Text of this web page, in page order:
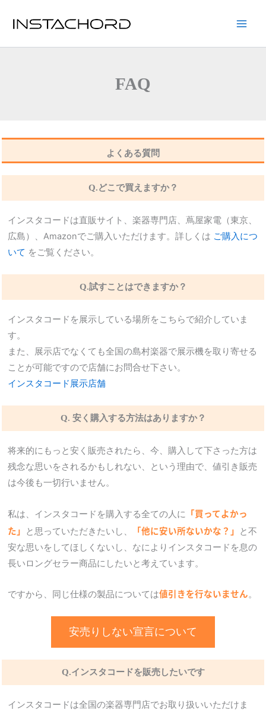
FAQ
よくある質問
Q.どこで買えますか？
インスタコードは直販サイト、楽器専門店、蔦屋家電（東京、
広島）、Amazonでご購入いただけます。詳しくは ご購入につ
いて をご覧ください。
Q.試すことはできますか？
インスタコードを展示している場所をこちらで紹介していま
す。
また、展示店でなくても全国の島村楽器で展示機を取り寄せる
ことが可能ですので店舗にお問合せ下さい。
インスタコード展示店舗
Q. 安く購入する方法はありますか？
将来的にもっと安く販売されたら、今、購入して下さった方は
残念な思いをされるかもしれない、という理由で、値引き販売
は今後も一切行いません。
私は、インスタコードを購入する全ての人に 「買ってよかっ
た」
と思っていただきたいし、 「他に安い所ないかな？」
と不
安な思いをしてほしくないし、なによりインスタコードを息の
長いロングセラー商品にしたいと考えています。
ですから、同じ仕様の製品については値引きを行ないません。
安売りしない宣言について
Q.インスタコードを販売したいです
インスタコードは全国の楽器専門店でお取り扱いいただけま